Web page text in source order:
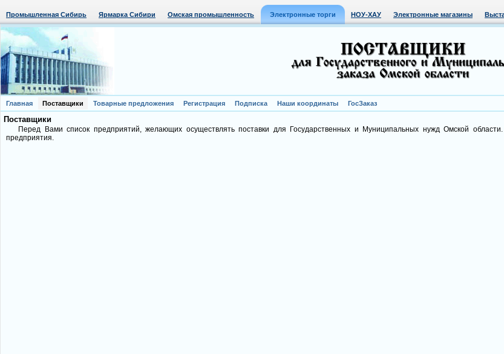
Промышленная Сибирь Ярмарка Сибири Омская промышленность Электронные торги НОУ-ХАУ Электронные магазины
Главная Поставщики Товарные предложения Регистрация Подписка Наши координаты ГосЗаказ
Поставщики
Перед Вами список предприятий, желающих осуществлять поставки для Государственных и Муниципальных нужд Омской
предприятия.